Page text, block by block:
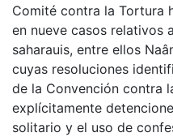
Comité contra la Tortura
en nueve casos relativos
saharauis, entre ellos
cuyas resoluciones
de la Convención contra
explícitamente
solitario y el uso de